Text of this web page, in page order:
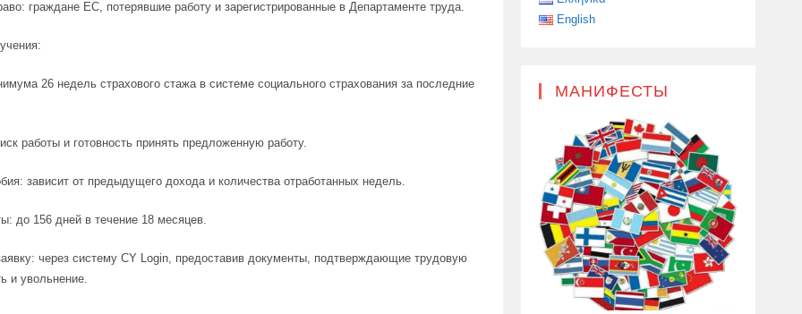
граждане ЕС, потерявшие работу и зарегистрированные в Департаменте труда.
26 недель страхового стажа в системе социального страхования за последние
работы и готовность принять предложенную работу.
зависит от предыдущего дохода и количества отработанных недель.
до 156 дней в течение 18 месяцев.
через систему CY Login, предоставив документы, подтверждающие трудовую
и увольнение.
English
МАНИФЕСТЫ